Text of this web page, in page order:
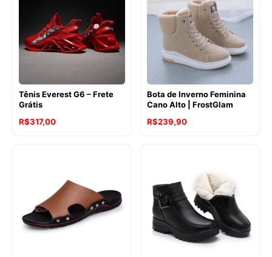
Tênis Everest G6 – Frete
Grátis
R$317,00
Bota de Inverno Feminina
Cano Alto | FrostGlam
R$239,90